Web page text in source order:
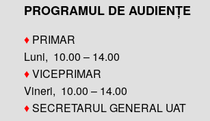
PROGRAMUL DE AUDIENȚE
♦ PRIMAR
Luni, 10.00 – 14.00
♦VICEPRIMAR
Vineri, 10.00 – 14.00
♦SECRETARUL GENERAL UAT